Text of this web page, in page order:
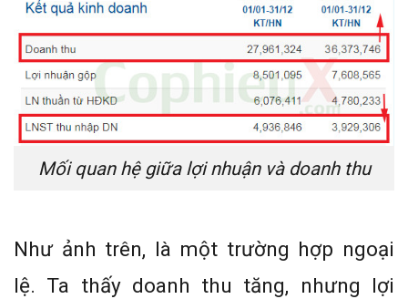
Mối quan hệ giữa lợi nhuận và doanh thu
Như ảnh trên, là một trường hợp ngoại
lệ. Ta thấy doanh thu tăng, nhưng lợi